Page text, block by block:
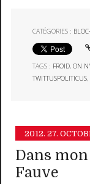
CATÉGORIES :
TAGS : FROID,ON
TWITTUSPOLITICUS,
2012. 27.
Dans
Fauve